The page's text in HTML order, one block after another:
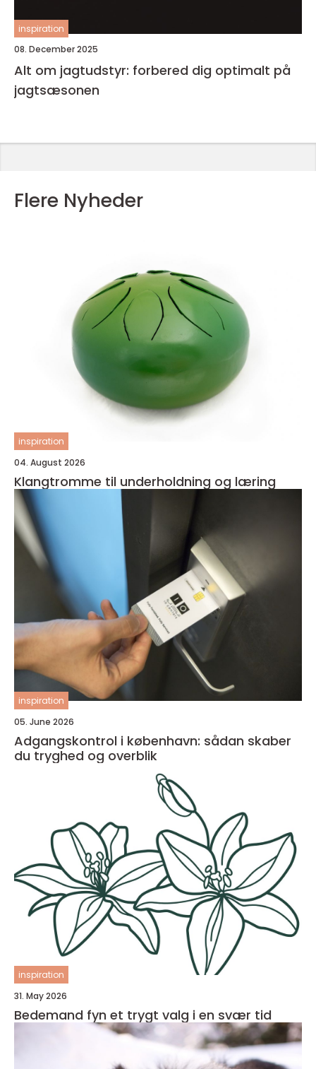
inspiration
08. December 2025
Alt om jagtudstyr: forbered dig optimalt på
jagtsæsonen
Flere Nyheder
inspiration
04. August 2026
Klangtromme til underholdning og læring
inspiration
05. June 2026
Adgangskontrol i københavn: sådan skaber
du tryghed og overblik
inspiration
31. May 2026
Bedemand fyn et trygt valg i en svær tid